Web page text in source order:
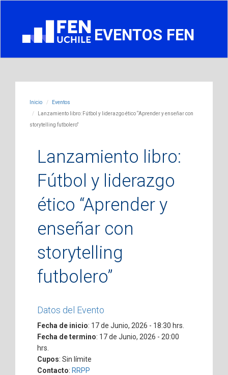
EVENTOS FEN
Inicio
Eventos
Lanzamiento libro: Fútbol y liderazgo ético “Aprender y enseñar con
storytelling futbolero”
Lanzamiento libro:
Fútbol y liderazgo
ético “Aprender y
enseñar con
storytelling
futbolero”
Datos del Evento
Fecha de inicio: 17 de Junio, 2026 - 18:30 hrs.
Fecha de termino: 17 de Junio, 2026 - 20:00
hrs.
Cupos: Sin límite
Contacto: RRPP